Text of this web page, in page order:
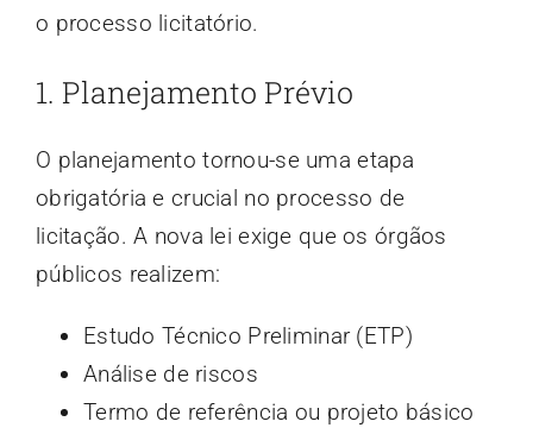
o processo licitatório.
1. Planejamento Prévio
O planejamento tornou-se uma etapa
obrigatória e crucial no processo de
licitação. A nova lei exige que os órgãos
públicos realizem:
Estudo Técnico Preliminar (ETP)
Análise de riscos
Termo de referência ou projeto básico